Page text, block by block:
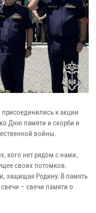
к акции
Дню памяти и скорби и
войны.
кого нет рядом с нами,
своих потомков.
защищая Родину. В память
– свечи памяти о